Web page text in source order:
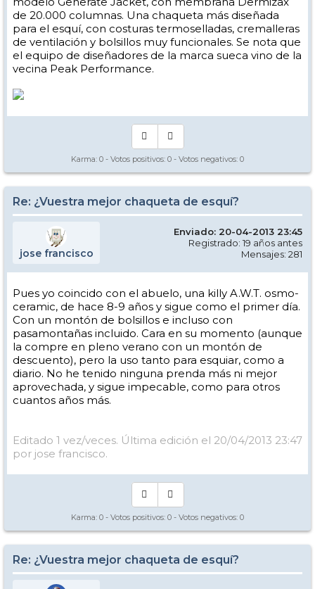
de 20.000 columnas. Una chaqueta más diseñada
para el esquí, con costuras termoselladas, cremalleras
de ventilación y bolsillos muy funcionales. Se nota que
el equipo de diseñadores de la marca sueca vino de la
vecina Peak Performance.
Karma: 0 - Votos positivos: 0 - Votos negativos: 0
Re: ¿Vuestra mejor chaqueta de esquí?
jose francisco
Enviado: 20-04-2013 23:45
Registrado: 19 años antes
Mensajes: 281
Pues yo coincido con el abuelo, una killy A.W.T. osmo-
ceramic, de hace 8-9 años y sigue como el primer día.
Con un montón de bolsillos e incluso con
pasamontañas incluido. Cara en su momento (aunque
la compre en pleno verano con un montón de
descuento), pero la uso tanto para esquiar, como a
diario. No he tenido ninguna prenda más ni mejor
aprovechada, y sigue impecable, como para otros
cuantos años más.
Editado 1 vez/veces. Última edición el 20/04/2013 23:47
por jose francisco.
Karma: 0 - Votos positivos: 0 - Votos negativos: 0
Re: ¿Vuestra mejor chaqueta de esquí?